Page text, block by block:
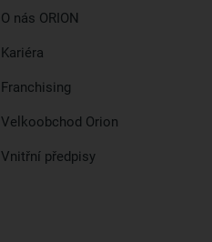
O nás ORION
Kariéra
Franchising
Velkoobchod Orion
Vnitřní předpisy